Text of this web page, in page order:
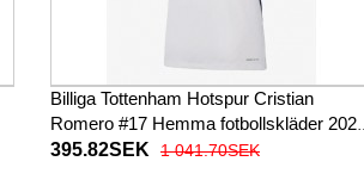
Billiga Tottenham Hotspur Cristian
Romero #17 Hemma fotbollskläder 2026-
27 Kortärmad
395.82SEK 1 041.70SEK